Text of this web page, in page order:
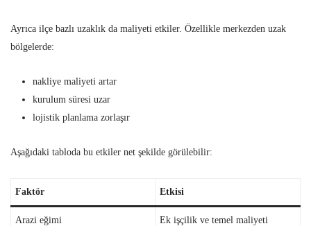
Ayrıca ilçe bazlı uzaklık da maliyeti etkiler. Özellikle merkezden uzak
bölgelerde:
nakliye maliyeti artar
kurulum süresi uzar
lojistik planlama zorlaşır
Aşağıdaki tabloda bu etkiler net şekilde görülebilir:
Faktör Etkisi
Arazi eğimi Ek işçilik ve temel maliyeti